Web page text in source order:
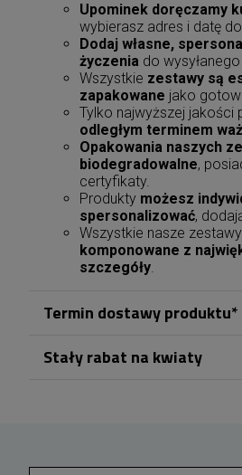
Upominek doręczamy
wybierasz adres i datę
Dodaj własne,
życzenia do
Wszystkie zestawy są
zapakowane jako
Tylko najwyższej jakości
odległym terminem
Opakowania naszych
biodegradowalne,
certyfikaty.
Produkty możesz
spersonalizować,
Wszystkie nasze
komponowane z
szczegóły.
Termin dostawy produktu*
Zamówienia na terenie
od poniedziałku do piątkudo
Stały rabat na kwiaty